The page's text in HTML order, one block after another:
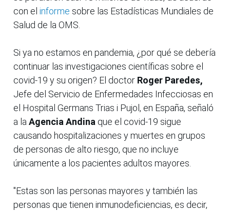
con el informe sobre las Estadísticas Mundiales de
Salud de la OMS.
Si ya no estamos en pandemia, ¿por qué se debería
continuar las investigaciones científicas sobre el
covid-19 y su origen? El doctor Roger Paredes,
Jefe del Servicio de Enfermedades Infecciosas en
el Hospital Germans Trias i Pujol, en España, señaló
a la Agencia Andina que el covid-19 sigue
causando hospitalizaciones y muertes en grupos
de personas de alto riesgo, que no incluye
únicamente a los pacientes adultos mayores.
"Estas son las personas mayores y también las
personas que tienen inmunodeficiencias, es decir,